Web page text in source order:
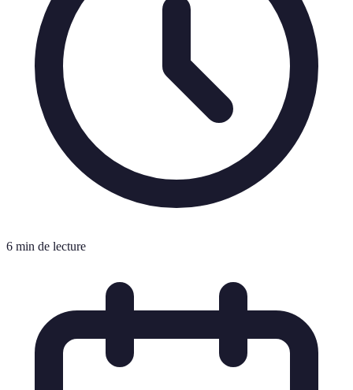
6 min de lecture